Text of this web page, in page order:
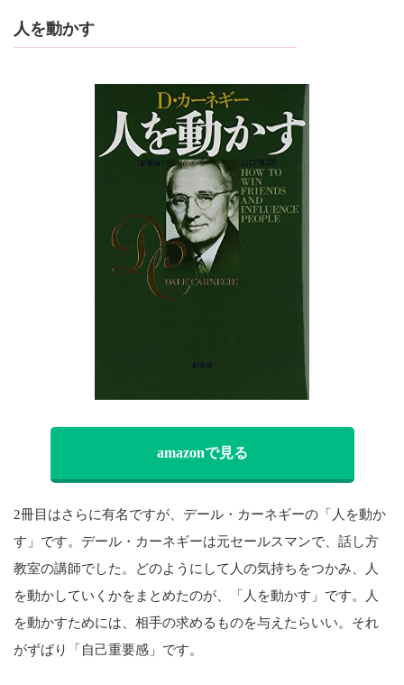
人を動かす
amazonで見る
2冊目はさらに有名ですが、デール・カーネギーの「人を動か
す」です。デール・カーネギーは元セールスマンで、話し方
教室の講師でした。どのようにして人の気持ちをつかみ、人
を動かしていくかをまとめたのが、「人を動かす」です。人
を動かすためには、相手の求めるものを与えたらいい。それ
がずばり「自己重要感」です。